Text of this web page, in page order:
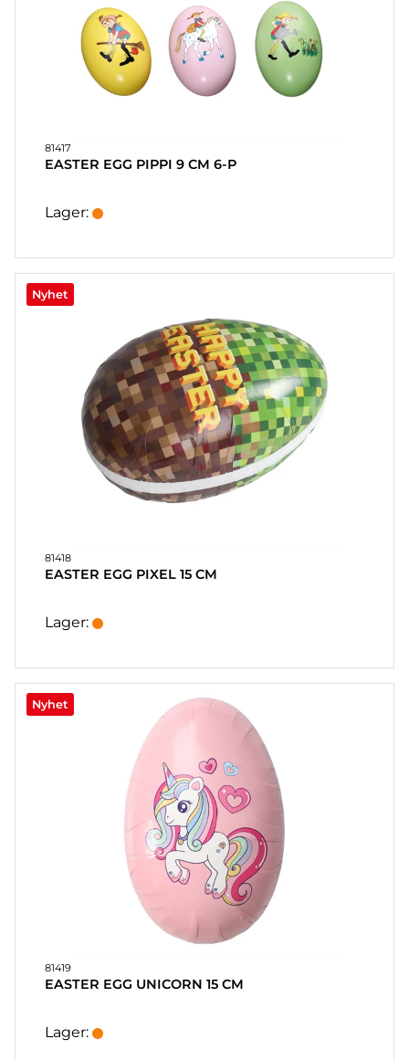
81417
EASTER EGG PIPPI 9 CM 6-P
Lager:
Nyhet
81418
EASTER EGG PIXEL 15 CM
Lager:
Nyhet
81419
EASTER EGG UNICORN 15 CM
Lager: